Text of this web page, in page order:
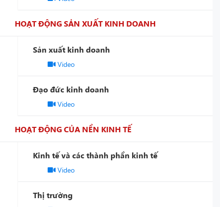
HOẠT ĐỘNG SẢN XUẤT KINH DOANH
Sản xuất kinh doanh
Video
Đạo đức kinh doanh
Video
HOẠT ĐỘNG CỦA NỀN KINH TẾ
Kinh tế và các thành phần kinh tế
Video
Thị trường